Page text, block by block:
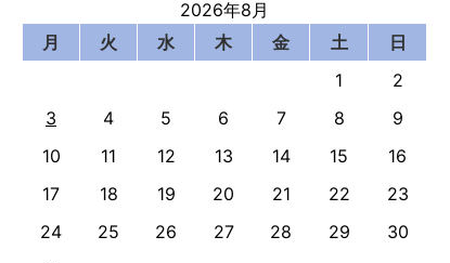
2026年8月
月
火 水 木 金 土
日
1
2
3
4 5 6 7 8
9
10
11 12 13 14 15
16
17
18 19 20 21 22
23
24
25 26 27 28 29
30